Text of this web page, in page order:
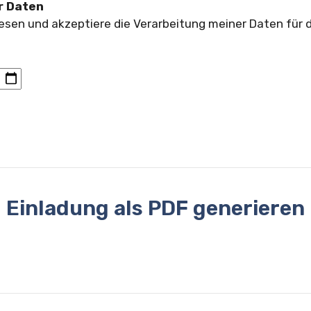
Daten
und akzeptiere die Verarbeitung meiner Daten für
Einladung als PDF generieren